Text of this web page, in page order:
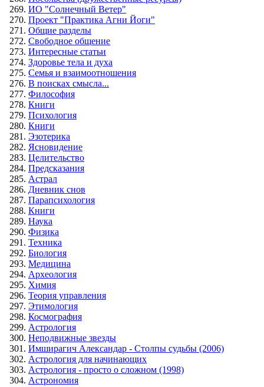
ИО "Солнечный Ветер"
Проект "Практика Агни Йоги"
Общие разделы
Свободное общение
Интересные статьи
Здоровье тела и духа
Семья и взаимоотношения
В поисках смысла...
Философия
Книги
Психология
Книги
Эзотерика
Ясновидение
Целительство
Предсказания
Астрал
Дневник снов
Парапсихология
Книги
Наука
Физика
Техника
Биология
Медицина
Археология
Химия
Теория управления
Этимология
Космография
Астрология
Неподвижные звезды
Имширагич Александар - Столпы судьбы (2006)
Астрология для начинающих
Астрология - просто о сложном (1998)
Астрономия